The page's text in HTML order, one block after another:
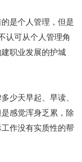
是个人管理，但是
认可从个人管理角
职业发展的护城
少天早起、早读、
感觉浑身乏累，除
作没有实质性的帮